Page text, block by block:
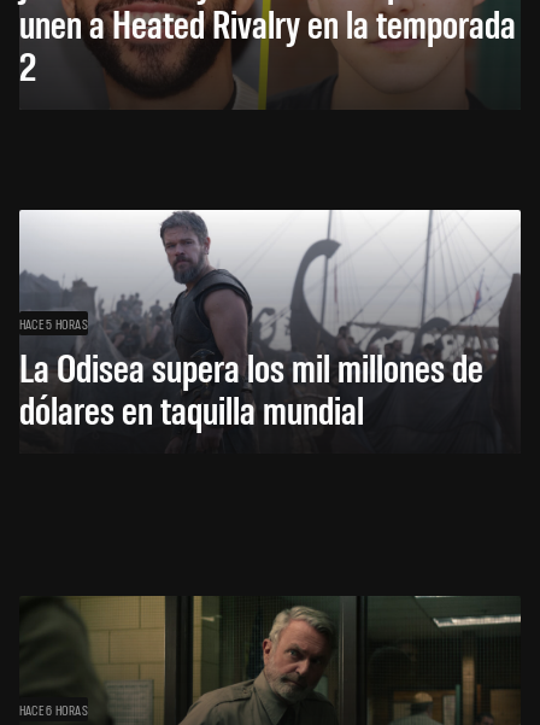
unen a Heated Rivalry en la temporada
2
HACE 5 HORAS
La Odisea supera los mil millones de
dólares en taquilla mundial
HACE 6 HORAS